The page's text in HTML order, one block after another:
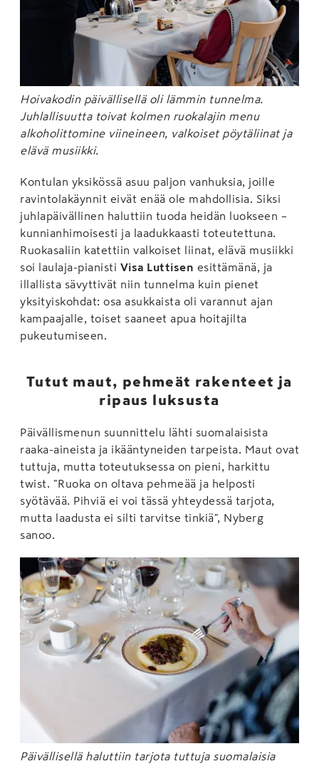
Hoivakodin päivällisellä oli lämmin tunnelma.
Juhlallisuutta toivat kolmen ruokalajin menu
alkoholittomine viineineen, valkoiset pöytäliinat ja
elävä musiikki.
Kontulan yksikössä asuu paljon vanhuksia, joille
ravintolakäynnit eivät enää ole mahdollisia. Siksi
juhlapäivällinen haluttiin tuoda heidän luokseen –
kunnianhimoisesti ja laadukkaasti toteutettuna.
Ruokasaliin katettiin valkoiset liinat, elävä musiikki
soi laulaja-pianisti Visa Luttisen esittämänä, ja
illallista sävyttivät niin tunnelma kuin pienet
yksityiskohdat: osa asukkaista oli varannut ajan
kampaajalle, toiset saaneet apua hoitajilta
pukeutumiseen.
Tutut maut, pehmeät rakenteet ja
ripaus luksusta
Päivällismenun suunnittelu lähti suomalaisista
raaka-aineista ja ikääntyneiden tarpeista. Maut ovat
tuttuja, mutta toteutuksessa on pieni, harkittu
twist. "Ruoka on oltava pehmeää ja helposti
syötävää. Pihviä ei voi tässä yhteydessä tarjota,
mutta laadusta ei silti tarvitse tinkiä", Nyberg
sanoo.
Päivällisellä haluttiin tarjota tuttuja suomalaisia